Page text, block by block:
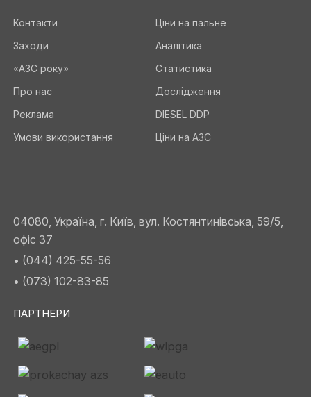
Контакти
Заходи
«АЗС року»
Про нас
Реклама
Умови використання
Ціни на пальне
Аналітика
Статистика
Дослідження
DIESEL DDP
Ціни на АЗС
04080, Україна, г. Київ, вул. Костянтинівська, 59/5,
офіс 37
• (044) 425-55-56
• (073) 102-83-85
ПАРТНЕРИ